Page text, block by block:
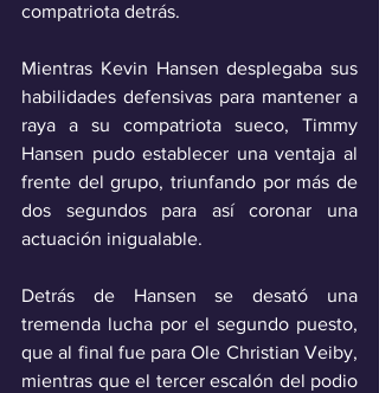
compatriota detrás.
Mientras Kevin Hansen desplegaba sus
habilidades defensivas para mantener a
raya a su compatriota sueco, Timmy
Hansen pudo establecer una ventaja al
frente del grupo, triunfando por más de
dos segundos para así coronar una
actuación inigualable.
Detrás de Hansen se desató una
tremenda lucha por el segundo puesto,
que al final fue para Ole Christian Veiby,
mientras que el tercer escalón del podio